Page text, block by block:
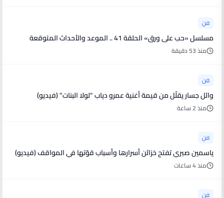
فن
مسلسل «حب على ورق» الحلقة 41 .. الموعد والأحداث المتوقعة
منذ 53 دقيقة
فن
وائل جسار يقلّل من قيمة أغنية عمرو دياب "لولا البنات" (فيديو)
منذ 2 ساعة
فن
ياسمين صبري تفتح خزائن أسرارها وأسباب قوّتها في المواقف (فيديو)
منذ 4 ساعات
فن